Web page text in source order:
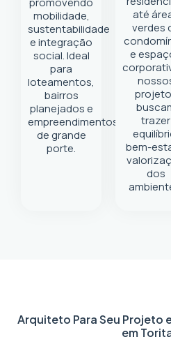
mobilidade,
sustentabilidade
e integração
social. Ideal
para
loteamentos,
bairros
planejados e
empreendimentos
de grande
porte.
até
verdes
e
trazer
bem-
dos
Arquiteto Para Seu Projeto
em